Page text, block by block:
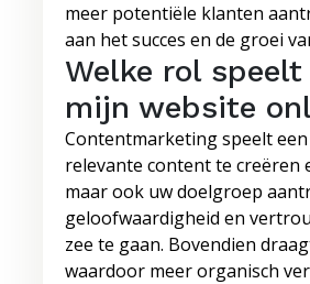
meer potentiële klanten
aan het succes en de groei
Welke rol
mijn website
Contentmarketing speelt
relevante content te creëren
maar ook uw doelgroep
geloofwaardigheid en
zee te gaan. Bovendien
waardoor meer organisch